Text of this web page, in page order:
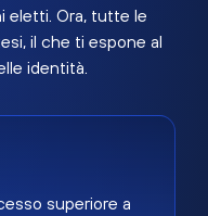
eletti. Ora, tutte le
il che ti espone al
identità.
superiore a